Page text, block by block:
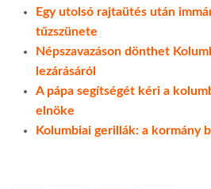
Egy utolsó rajtaütés után
tűzszünete
Népszavazáson dönthet
lezárásáról
A pápa segítségét kéri a
elnöke
Kolumbiai gerillák: a kormány